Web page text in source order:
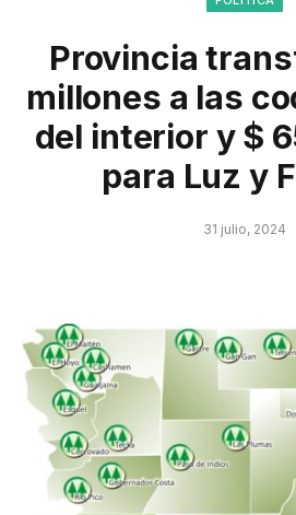
Provincia
millones a las
del interior y $
para Luz y
31 julio, 2024